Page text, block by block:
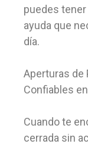
puedes
ayuda que
día.
Aperturas de
Confiables
Cuando te
cerrada sin